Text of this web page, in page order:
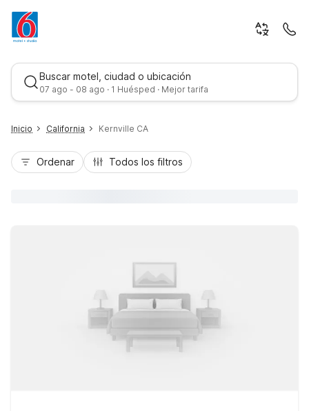
Buscar motel, ciudad o ubicación
07 ago - 08 ago · 1 Huésped · Mejor tarifa
Inicio California Kernville CA
Ordenar Todos los filtros